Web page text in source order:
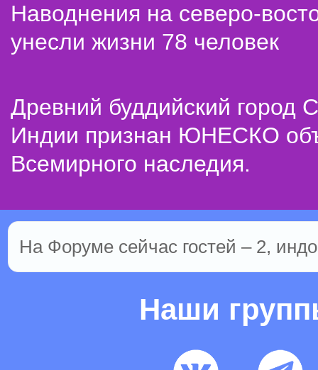
Наводнения на северо-
унесли жизни 78 человек
Древний буддийский город
Индии признан ЮНЕСКО
Всемирного наследия.
На Форуме сейчас гостей – 2,
Наши